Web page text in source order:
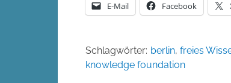
E-Mail Facebook
Schlagwörter: berlin, freies
knowledge foundation